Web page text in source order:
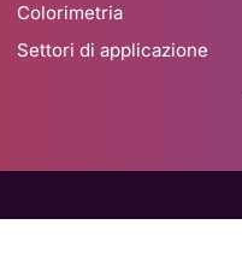
Colorimetria
Settori di applicazione